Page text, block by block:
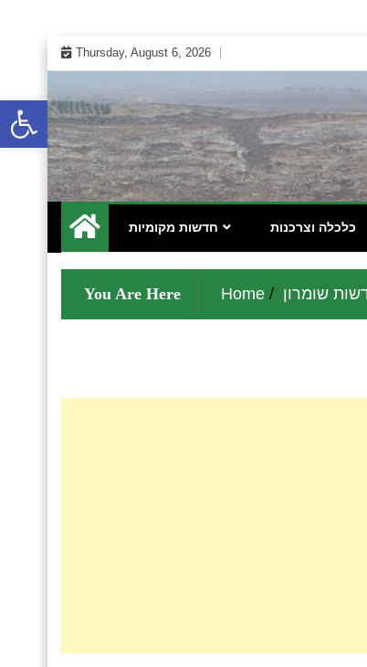
Open toolbar
Skip
to
content
Thursday, August 6, 2026
מקומונט הישובים ביו"ש
לתושבי השומרון בנימין גוש עציון והר חברון
חדשות מקומיות כלכלה וצרכנות
You Are Here Home שומרון